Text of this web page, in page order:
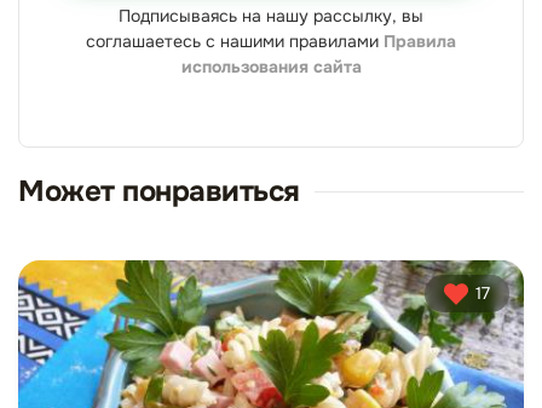
Подписываясь на нашу рассылку, вы
соглашаетесь с нашими правилами Правила
использования сайта
Может понравиться
17